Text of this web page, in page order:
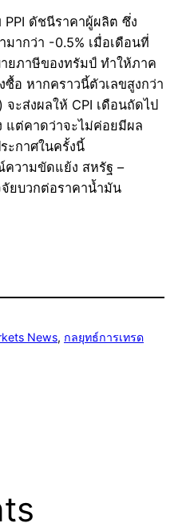
ดัชนีราคาผู้ผลิต ซึ่ง
มากว่า -0.5% เมื่อเดือนที่
ยภาษีของทรัมป์ ทำให้ภาค
ซื้อ หากคราวนี้ตัวเลขสูงกว่า
จะส่งผลให้ CPI เดือนถัดไป
แต่คาดว่าจะไม่ค่อยมีผล
ะกาศในครั้งนี้
วามขัดแย้ง สหรัฐ –
ยบวกต่อราคาน้ำมัน
News, กลยุทธ์การเทรด